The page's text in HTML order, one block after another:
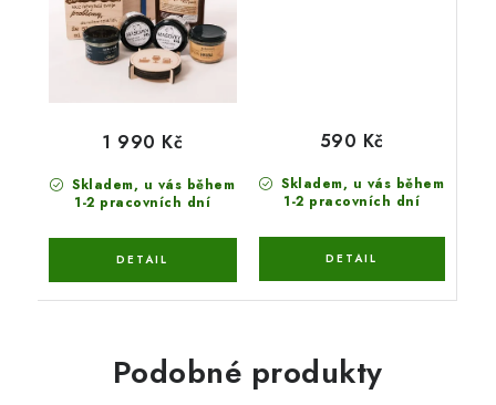
Skladem, u vás během
1-2 pracovních dní
1 990 Kč
Skladem, u vás během
1-2 pracovních dní
590 Kč
Podobné produkty